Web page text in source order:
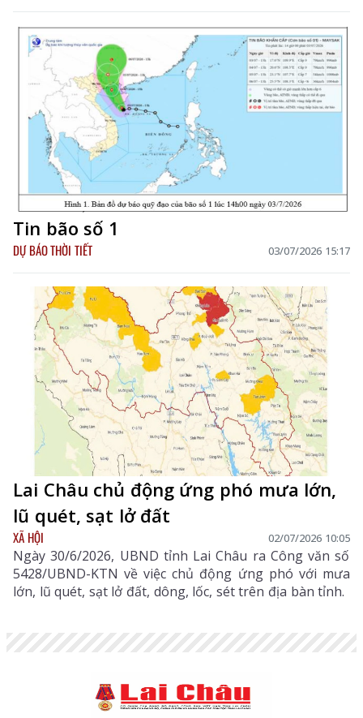
Tin bão số 1
DỰ BÁO THỜI TIẾT 03/07/2026 15:17
Lai Châu chủ động ứng phó mưa lớn,
lũ quét, sạt lở đất
XÃ HỘI 02/07/2026 10:05
Ngày 30/6/2026, UBND tỉnh Lai Châu ra Công văn số
5428/UBND-KTN về việc chủ động ứng phó với mưa
lớn, lũ quét, sạt lở đất, dông, lốc, sét trên địa bàn tỉnh.